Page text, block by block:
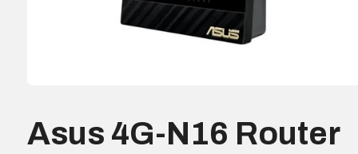
Asus 4G-N16 Router